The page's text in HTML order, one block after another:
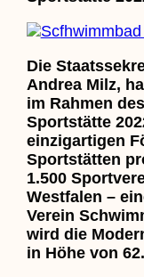
Die
Andrea Milz,
im Rahmen
Sportstätte
einzigartigen
Sportstätten
1.500
Westfalen –
Verein
wird die
in Höhe von